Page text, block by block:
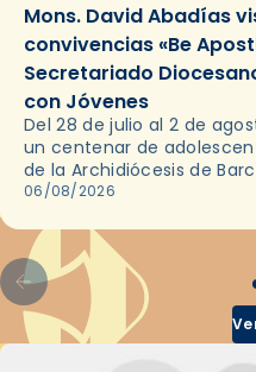
Mons. David Abadías
convivencias «Be
Secretariado
con Jóvenes
Del 28 de julio al 2 de
un centenar de
de la Archidiócesis de
en las convivencias Be
06/08/2026